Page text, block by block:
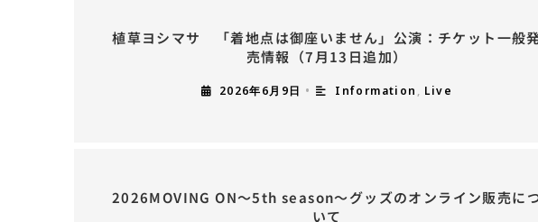
植草ヨシマサ 「着地点は御座いません」公演：チケット一般
売情報（7月13日追加）
2026年6月9日 • Information , Live
2026MOVING ON〜5th season～グッズのオンライン販売に
いて